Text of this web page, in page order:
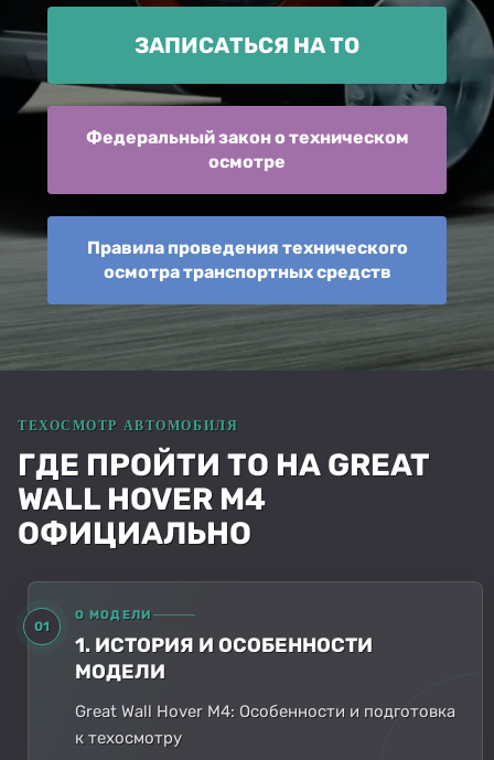
ЗАПИСАТЬСЯ НА ТО
Федеральный закон о техническом
осмотре
Правила проведения технического
осмотра транспортных средств
ГДЕ ПРОЙТИ ТО НА GREAT
WALL HOVER M4
ОФИЦИАЛЬНО
01
О МОДЕЛИ
1. ИСТОРИЯ И ОСОБЕННОСТИ
МОДЕЛИ
Great Wall Hover M4: Особенности и подготовка
к техосмотру